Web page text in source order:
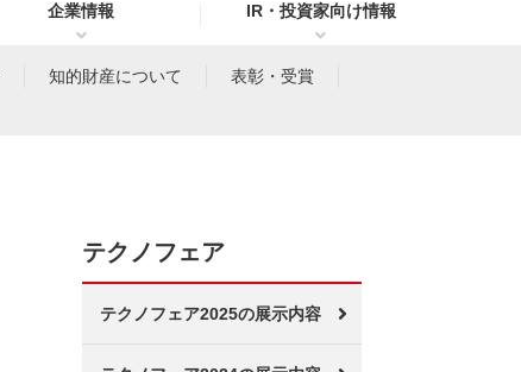
企業情報 IR・投資家向け情報
知的財産について
表彰・受賞
テクノフェア
テクノフェア2025の展示内容